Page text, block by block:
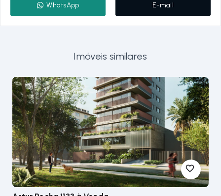
WhatsApp E-mail
Imóveis similares